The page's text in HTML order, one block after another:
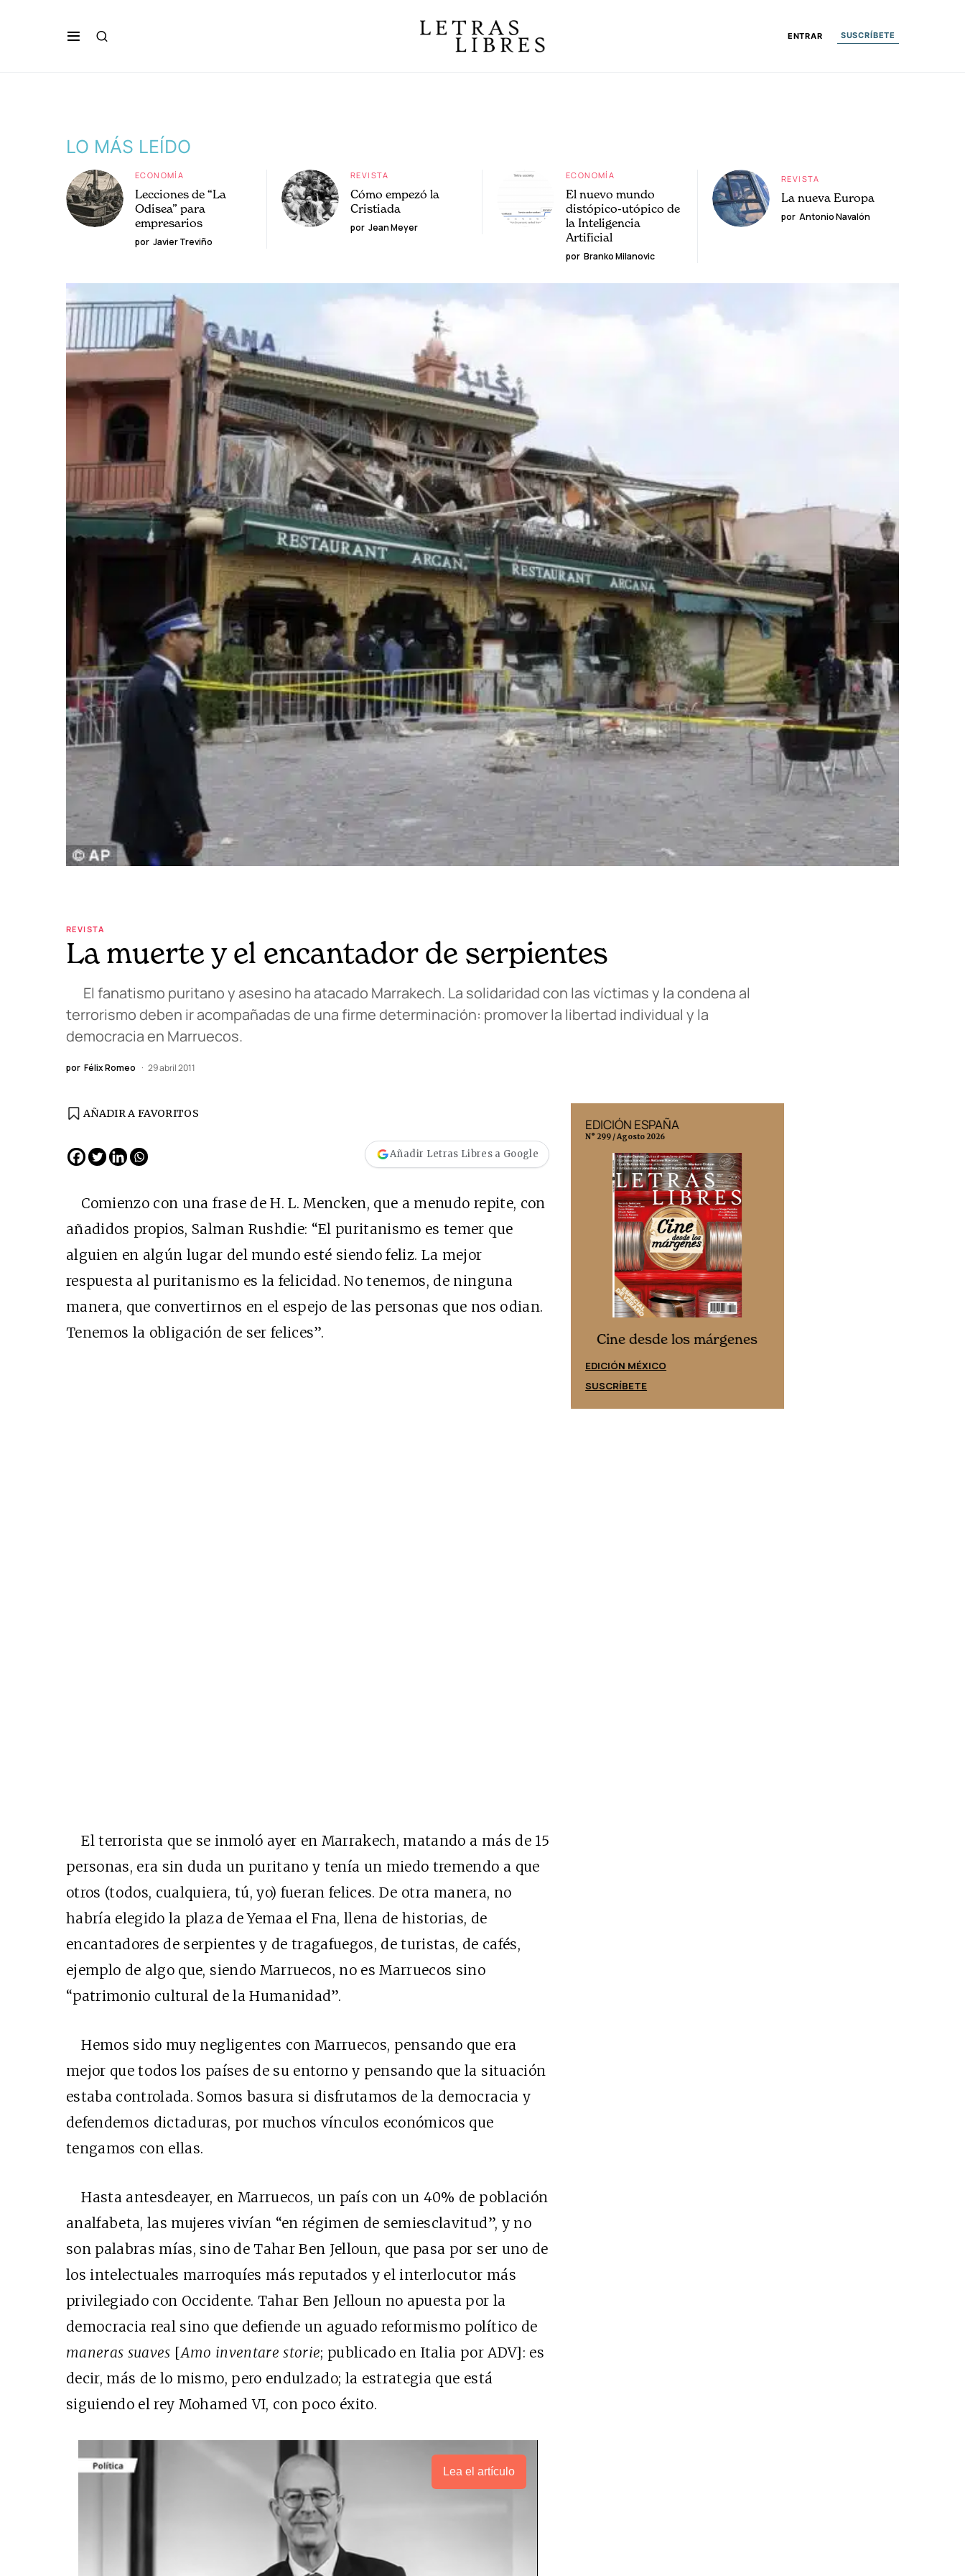
ENTRAR SUSCRÍBETE
LO MÁS LEÍDO
ECONOMÍA
Lecciones de “La
Odisea” para
empresarios
por Javier Treviño
REVISTA
Cómo empezó la
Cristiada
por Jean Meyer
ECONOMÍA
El nuevo mundo
distópico-utópico de
la Inteligencia
Artificial
por Branko Milanovic
REVISTA
La nueva Europa
por Antonio Navalón
REVISTA
La muerte y el encantador de serpientes
El fanatismo puritano y asesino ha atacado Marrakech. La solidaridad con las víctimas y la condena al
terrorismo deben ir acompañadas de una firme determinación: promover la libertad individual y la
democracia en Marruecos.
por Félix Romeo 29 abril 2011
AÑADIR A FAVORITOS
Añadir Letras Libres a Google
Comienzo con una frase de H. L. Mencken, que a menudo repite, con
añadidos propios, Salman Rushdie: “El puritanismo es temer que
alguien en algún lugar del mundo esté siendo feliz. La mejor
respuesta al puritanismo es la felicidad. No tenemos, de ninguna
manera, que convertirnos en el espejo de las personas que nos odian.
Tenemos la obligación de ser felices”.
El terrorista que se inmoló ayer en Marrakech, matando a más de 15
personas, era sin duda un puritano y tenía un miedo tremendo a que
otros (todos, cualquiera, tú, yo) fueran felices. De otra manera, no
habría elegido la plaza de Yemaa el Fna, llena de historias, de
encantadores de serpientes y de tragafuegos, de turistas, de cafés,
ejemplo de algo que, siendo Marruecos, no es Marruecos sino
“patrimonio cultural de la Humanidad”.
Hemos sido muy negligentes con Marruecos, pensando que era
mejor que todos los países de su entorno y pensando que la situación
estaba controlada. Somos basura si disfrutamos de la democracia y
defendemos dictaduras, por muchos vínculos económicos que
tengamos con ellas.
Hasta antesdeayer, en Marruecos, un país con un 40% de población
analfabeta, las mujeres vivían “en régimen de semiesclavitud”, y no
son palabras mías, sino de Tahar Ben Jelloun, que pasa por ser uno de
los intelectuales marroquíes más reputados y el interlocutor más
privilegiado con Occidente. Tahar Ben Jelloun no apuesta por la
democracia real sino que defiende un aguado reformismo político de
maneras suaves [Amo inventare storie; publicado en Italia por ADV]: es
decir, más de lo mismo, pero endulzado; la estrategia que está
siguiendo el rey Mohamed VI, con poco éxito.
Lea el artículo
Cine desde los márgenes
EDICIÓN ESPAÑA
N° 299 / Agosto 2026
Cine desde los márgenes
EDICIÓN MÉXICO
SUSCRÍBETE